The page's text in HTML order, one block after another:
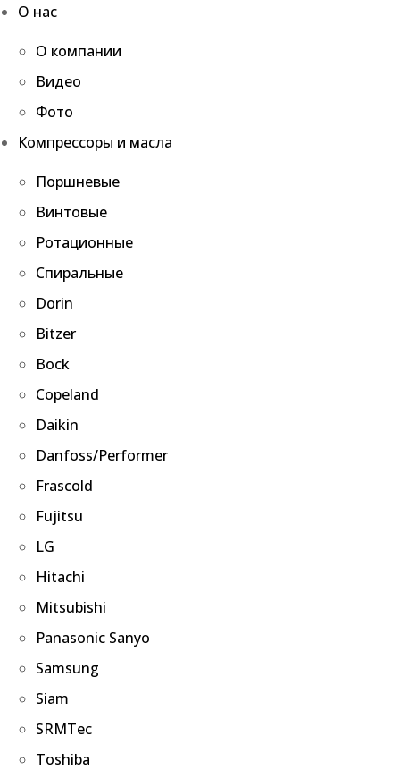
О нас
О компании
Видео
Фото
Компрессоры и масла
Поршневые
Винтовые
Ротационные
Спиральные
Dorin
Bitzer
Bock
Copeland
Daikin
Danfoss/Performer
Frascold
Fujitsu
LG
Hitachi
Mitsubishi
Panasonic Sanyo
Samsung
Siam
SRMTec
Toshiba